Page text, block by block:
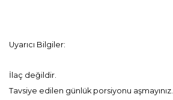
Uyarıcı Bilgiler:
İlaç değildir.
Tavsiye edilen günlük porsiyonu aşmayınız.